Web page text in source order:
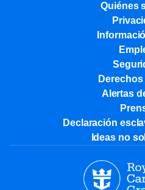
Quiénes
Alertas
Declaración
Ideas no